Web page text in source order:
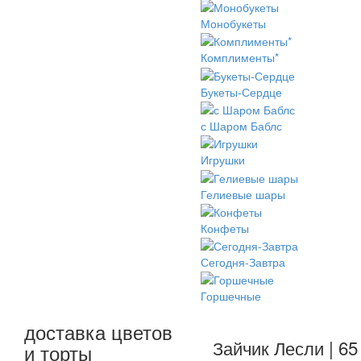
Монобукеты
Комплименты*
Букеты-Сердце
с Шаром Баблс
Игрушки
Гелиевые шары
Конфеты
Сегодня-Завтра
Горшечные
доставка цветов
и торты Зайчик Лесли |